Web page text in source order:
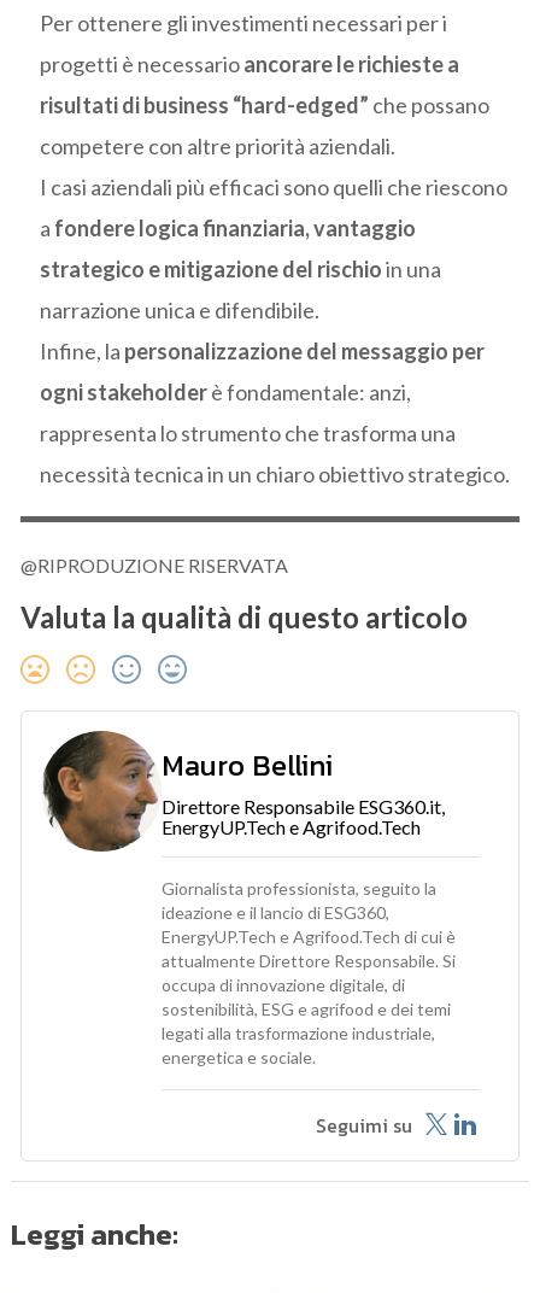
Per ottenere gli investimenti necessari per i
progetti è necessarioancorare le richieste a
risultati di business “hard-edged” che possano
competere con altre priorità aziendali.
I casi aziendali più efficaci sono quelli che riescono
a fondere logica finanziaria, vantaggio
strategico e mitigazione del rischioin una
narrazione unica e difendibile.
Infine, la personalizzazione del messaggio per
ogni stakeholderè fondamentale: anzi,
rappresenta lo strumento che trasforma una
necessità tecnica in un chiaro obiettivo strategico.
@RIPRODUZIONE RISERVATA
Valuta la qualità di questo articolo
Mauro Bellini
Direttore Responsabile ESG360.it,
EnergyUP.Tech e Agrifood.Tech
Giornalista professionista, seguito la
ideazione e il lancio di ESG360,
EnergyUP.Tech e Agrifood.Tech di cui è
attualmente Direttore Responsabile. Si
occupa di innovazione digitale, di
sostenibilità, ESG e agrifood e dei temi
legati alla trasformazione industriale,
energetica e sociale.
Seguimi su
Leggi anche: